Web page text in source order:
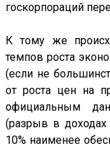
госкорпораций
К тому же
темпов роста
(если не
от роста цен на
официальным
(разрыв в
10% наименее